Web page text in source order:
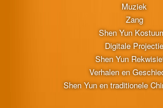
Muziek
Zang
Shen Yun
Digitale Projectie
Shen Yun
Verhalen en
Shen Yun en traditionele